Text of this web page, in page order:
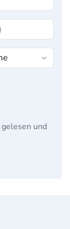
gelesen und